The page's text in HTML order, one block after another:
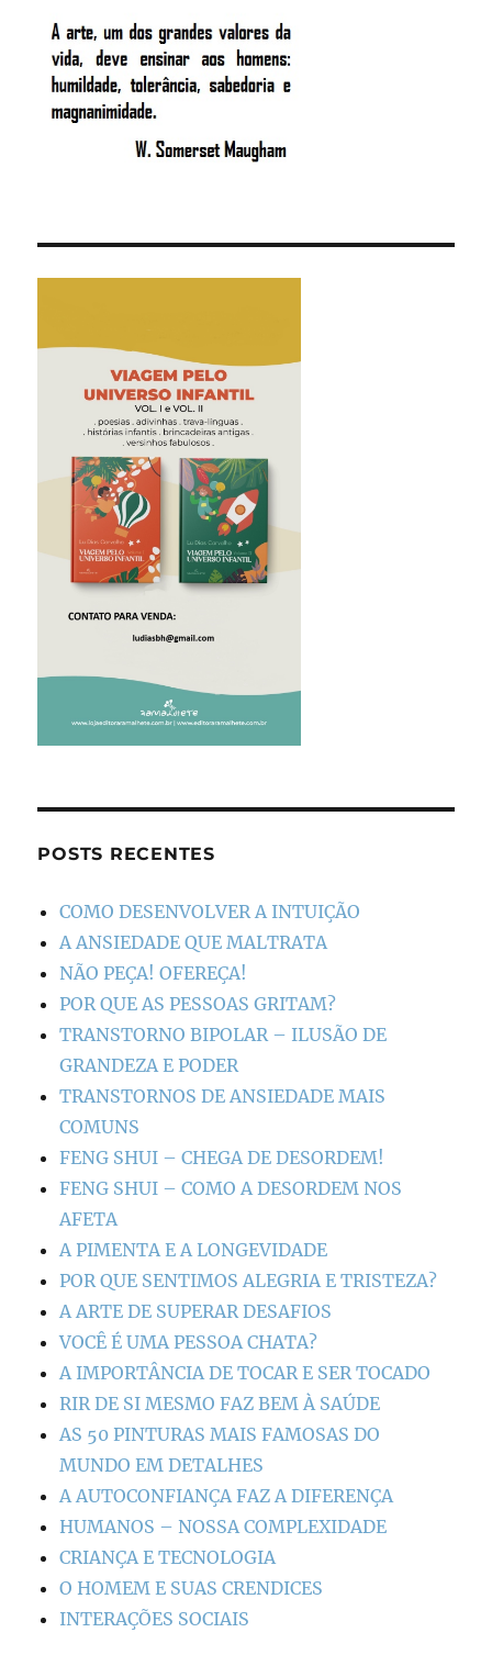
POSTS RECENTES
COMO DESENVOLVER A INTUIÇÃO
A ANSIEDADE QUE MALTRATA
NÃO PEÇA! OFEREÇA!
POR QUE AS PESSOAS GRITAM?
TRANSTORNO BIPOLAR – ILUSÃO DE
GRANDEZA E PODER
TRANSTORNOS DE ANSIEDADE MAIS
COMUNS
FENG SHUI – CHEGA DE DESORDEM!
FENG SHUI – COMO A DESORDEM NOS
AFETA
A PIMENTA E A LONGEVIDADE
POR QUE SENTIMOS ALEGRIA E TRISTEZA?
A ARTE DE SUPERAR DESAFIOS
VOCÊ É UMA PESSOA CHATA?
A IMPORTÂNCIA DE TOCAR E SER TOCADO
RIR DE SI MESMO FAZ BEM À SAÚDE
AS 50 PINTURAS MAIS FAMOSAS DO
MUNDO EM DETALHES
A AUTOCONFIANÇA FAZ A DIFERENÇA
HUMANOS – NOSSA COMPLEXIDADE
CRIANÇA E TECNOLOGIA
O HOMEM E SUAS CRENDICES
INTERAÇÕES SOCIAIS